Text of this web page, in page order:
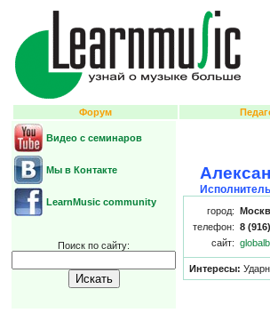
Форум
Видео с семинаров
Мы в Контакте
LearnMusic community
Поиск по сайту:
город:
телефон:
8
сайт:
Интересы: